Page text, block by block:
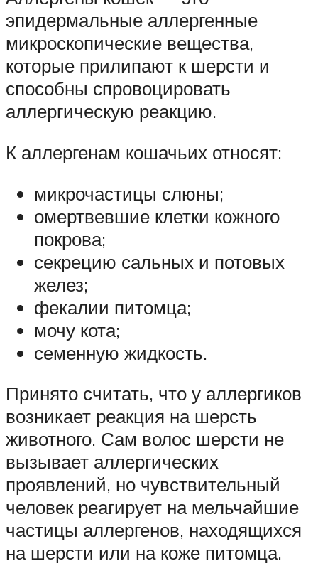
эпидермальные аллергенные
микроскопические вещества,
которые прилипают к шерсти и
способны спровоцировать
аллергическую реакцию.
К аллергенам кошачьих относят:
микрочастицы слюны;
омертвевшие клетки кожного
покрова;
секрецию сальных и потовых
желез;
фекалии питомца;
мочу кота;
семенную жидкость.
Принято считать, что у аллергиков
возникает реакция на шерсть
животного. Сам волос шерсти не
вызывает аллергических
проявлений, но чувствительный
человек реагирует на мельчайшие
частицы аллергенов, находящихся
на шерсти или на коже питомца.